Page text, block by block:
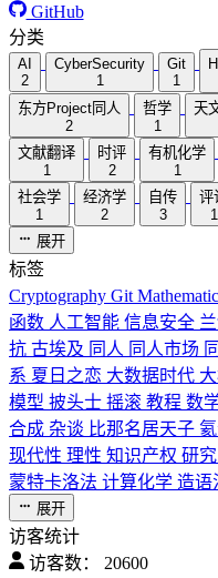
GitHub
分类
AI
2
CyberSecurity
1
Git
1
东方Project同人
2
哲学
1
天
文献翻译
1
时评
2
有机化学
1
社会学
1
经济学
2
自传
3
评
1
展开
标签
Cryptography Git
函数 人工智能 信息安全
抗 古埃及 同人 同人市场
系 夏日之恋 大数据时代
模型 披头士 摇滚 教程 数
合成 杂谈 比那名居天子
现代性 理性 知识产权 研究
蒙特卡洛法 计算化学 造语
展开
访客统计
访客数：
20600